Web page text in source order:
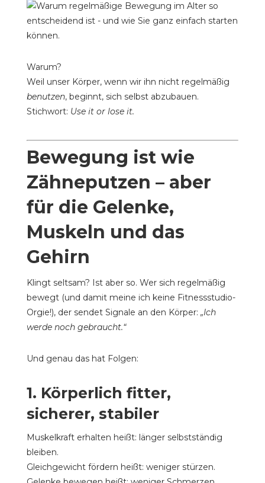
Warum?
Weil unser Körper, wenn wir ihn nicht regelmäßig
benutzen, beginnt, sich selbst abzubauen.
Stichwort: Use it or lose it.
Bewegung ist wie
Zähneputzen – aber
für die Gelenke,
Muskeln und das
Gehirn
Klingt seltsam? Ist aber so. Wer sich regelmäßig
bewegt (und damit meine ich keine Fitnessstudio-
Orgie!), der sendet Signale an den Körper: „Ich
werde noch gebraucht.“
Und genau das hat Folgen:
1. Körperlich fitter,
sicherer, stabiler
Muskelkraft erhalten heißt: länger selbstständig
bleiben.
Gleichgewicht fördern heißt: weniger stürzen.